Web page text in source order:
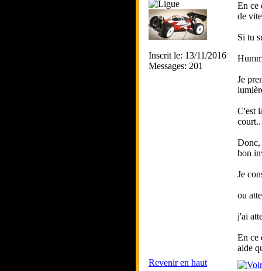
Inscrit le: 13/11/2016
Messages: 201
En ce
de
Si tu
Je
C'est
court..
Donc,
bon
Je
ou
j'ai
En ce
aide
Revenir en haut